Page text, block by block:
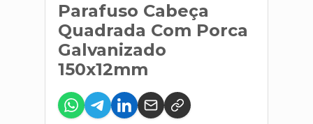
Parafuso Cabeça
Quadrada Com Porca
Galvanizado
150x12mm